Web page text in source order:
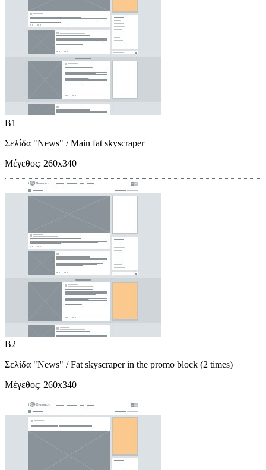
B1
Σελίδα "News" / Main fat skyscraper
Μέγεθος: 260x340
B2
Σελίδα "News" / Fat skyscraper in the promo block (2 times)
Μέγεθος: 260x340